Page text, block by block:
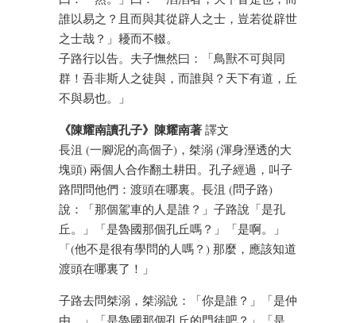
誰以易之？且而與其從辟人之士，豈若從辟世
之士哉？」耰而不輟。
子路行以告。夫子憮然曰：「鳥獸不可與同
群！吾非斯人之徒與，而誰與？天下有道，丘
不與易也。」
《陳耀南讀孔子》陳耀南著 譯文
長沮 (一腳泥的高個子)，桀溺 (渾身溼透的大
塊頭) 兩個人合作翻土耕田。孔子經過，叫子
路問問他們：渡頭在哪裏。長沮 (問子路)
說：「那個駕車的人是誰？」子路說「是孔
丘。」「是魯國那個孔丘嗎？」「是啊。」
「(他不是很有學問的人嗎？) 那麼，應該知道
渡頭在哪裏了！」
子路去問桀溺，桀溺說：「你是誰？」「是仲
由。」「是魯國那個孔丘的門徒吧？」「是